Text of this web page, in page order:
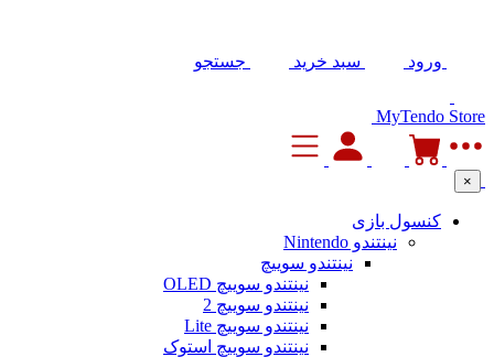
ورود سبد خرید جستجو
MyTendo Store
×
کنسول بازی
نینتندو Nintendo
نینتندو سوییچ
نینتندو سوییچ OLED
نینتندو سوییچ 2
نینتندو سوییچ Lite
نینتندو سوییچ استوک